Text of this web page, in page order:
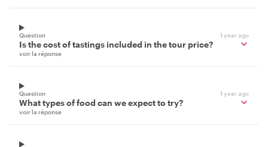
Question 1 year ago
Is the cost of tastings included in the tour price?
voir la réponse
Question 1 year ago
What types of food can we expect to try?
voir la réponse